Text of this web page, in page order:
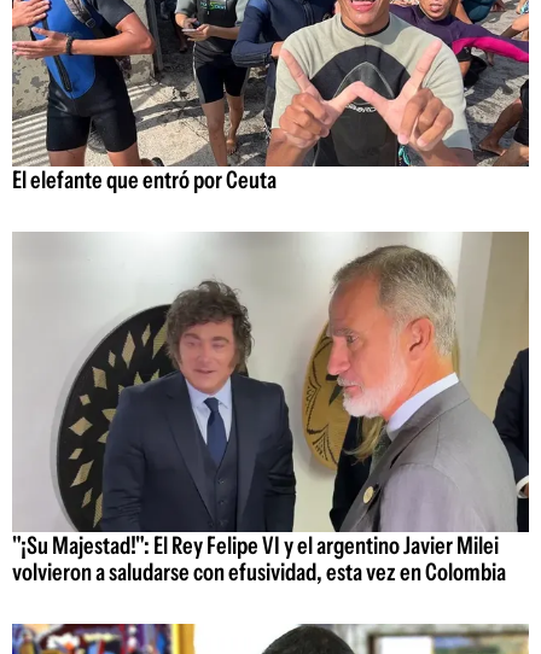
El elefante que entró por Ceuta
"¡Su Majestad!": El Rey Felipe VI y el argentino Javier Milei
volvieron a saludarse con efusividad, esta vez en Colombia